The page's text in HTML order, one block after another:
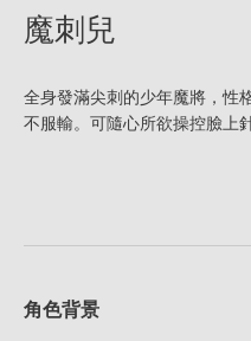
魔刺兒
全身發滿尖刺的少年魔將，性
不服輸。可隨心所欲操控臉上
角色背景